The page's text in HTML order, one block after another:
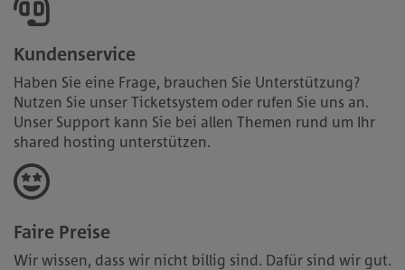
Kundenservice
Haben Sie eine Frage, brauchen Sie Unterstützung?
Nutzen Sie unser Ticketsystem oder rufen Sie uns an.
Unser Support kann Sie bei allen Themen rund um Ihr
shared hosting unterstützen.
Faire Preise
Wir wissen, dass wir nicht billig sind. Dafür sind wir gut.